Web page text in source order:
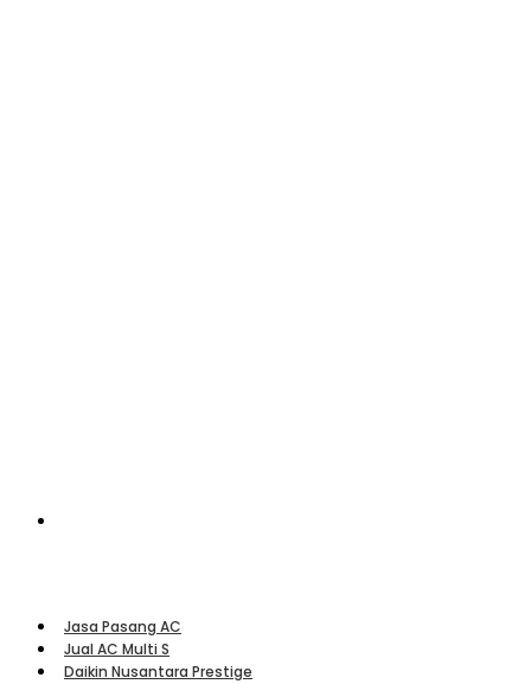
Jasa Pasang AC
Jual AC Multi S
Daikin Nusantara Prestige